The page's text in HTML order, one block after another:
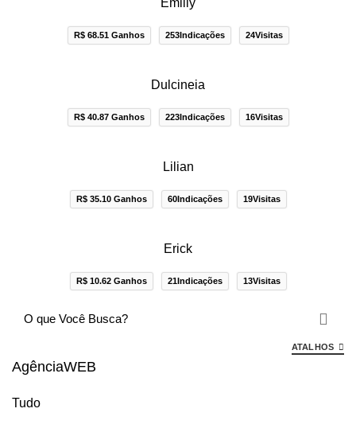
R$ 68.51 Ganhos 253Indicações 24Visitas
Dulcineia
R$ 40.87 Ganhos 223Indicações 16Visitas
Lilian
R$ 35.10 Ganhos 60Indicações 19Visitas
Erick
R$ 10.62 Ganhos 21Indicações 13Visitas
ATALHOS
AgênciaWEB
Tudo